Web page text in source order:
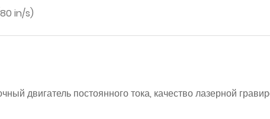
in/s)
двигатель постоянного тока, качество лазерной